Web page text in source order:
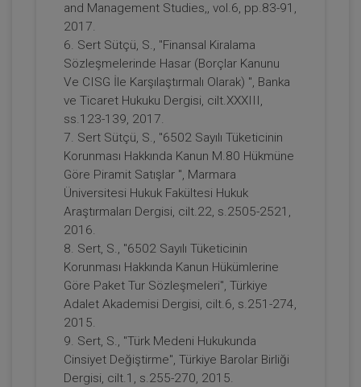
Futuristler - 11. Tüketici Hukuku
Kongresi - III. Oturum
360 TL
Tüketici Hukuku Enstitüsü
Tüketici Yargılaması ve Usul Hukuku
and Management Studies,, vol.6, pp.83-91,
2017.
6. Sert Sütçü, S., "Finansal Kiralama
Sözleşmelerinde Hasar (Borçlar Kanunu
Ve CISG İle Karşılaştırmalı Olarak) ", Banka
ve Ticaret Hukuku Dergisi, cilt.XXXIII,
ss.123-139, 2017.
7. Sert Sütçü, S., "6502 Sayılı Tüketicinin
Korunması Hakkında Kanun M.80 Hükmüne
Göre Piramit Satışlar ", Marmara
Üniversitesi Hukuk Fakültesi Hukuk
Araştırmaları Dergisi, cilt.22, s.2505-2521,
2016.
8. Sert, S., "6502 Sayılı Tüketicinin
Korunması Hakkında Kanun Hükümlerine
Göre Paket Tur Sözleşmeleri", Türkiye
Adalet Akademisi Dergisi, cilt.6, s.251-274,
2015.
9. Sert, S., "Türk Medeni Hukukunda
Cinsiyet Değiştirme", Türkiye Barolar Birliği
Dergisi, cilt.1, s.255-270, 2015.